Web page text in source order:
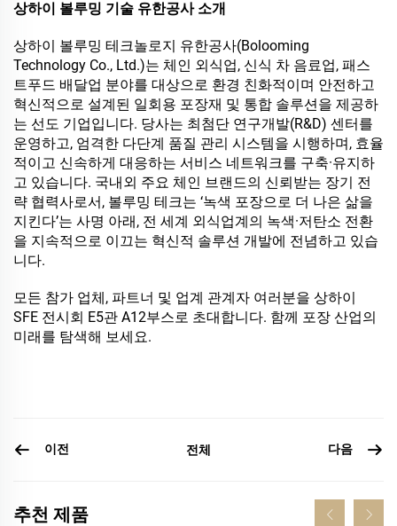
상하이 볼루밍 기술 유한공사 소개
상하이 볼루밍 테크놀로지 유한공사(Bolooming
Technology Co., Ltd.)는 체인 외식업, 신식 차 음료업, 패스
트푸드 배달업 분야를 대상으로 환경 친화적이며 안전하고
혁신적으로 설계된 일회용 포장재 및 통합 솔루션을 제공하
는 선도 기업입니다. 당사는 최첨단 연구개발(R&D) 센터를
운영하고, 엄격한 다단계 품질 관리 시스템을 시행하며, 효율
적이고 신속하게 대응하는 서비스 네트워크를 구축·유지하
고 있습니다. 국내외 주요 체인 브랜드의 신뢰받는 장기 전
략 협력사로서, 볼루밍 테크는 ‘녹색 포장으로 더 나은 삶을
지킨다’는 사명 아래, 전 세계 외식업계의 녹색·저탄소 전환
을 지속적으로 이끄는 혁신적 솔루션 개발에 전념하고 있습
니다.
모든 참가 업체, 파트너 및 업계 관계자 여러분을 상하이
SFE 전시회 E5관 A12부스로 초대합니다. 함께 포장 산업의
미래를 탐색해 보세요.
이전 전체 다음
추천 제품